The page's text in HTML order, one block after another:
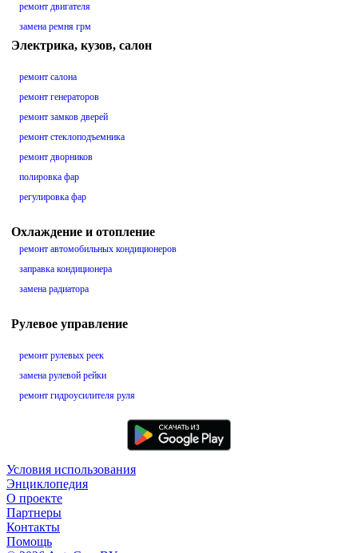
ремонт двигателя
замена ремня грм
Электрика, кузов, салон
ремонт салона
ремонт генераторов
ремонт замков дверей
ремонт стеклоподъемника
ремонт дворников
полировка фар
регулировка фар
Охлаждение и отопление
ремонт автомобильных кондиционеров
заправка кондиционера
замена радиатора
Рулевое управление
ремонт рулевых реек
замена рулевой рейки
ремонт гидроусилителя руля
Условия использования
Энциклопедия
О проекте
Партнеры
Контакты
Помощь